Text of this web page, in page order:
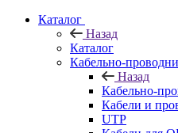
Каталог
Назад
Каталог
Кабельно-
Назад
Кабельно-
Кабели и
UTP